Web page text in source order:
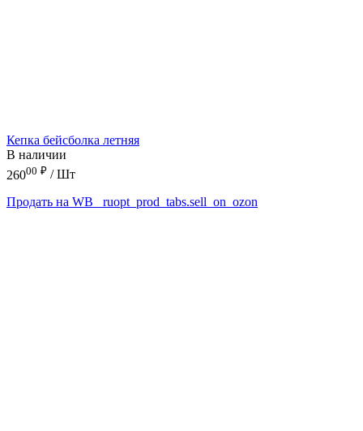
Кепка бейсболка летняя
В наличии
26000 ₽ / Шт
Продать на WB
_ruopt_prod_tabs.sell_on_ozon